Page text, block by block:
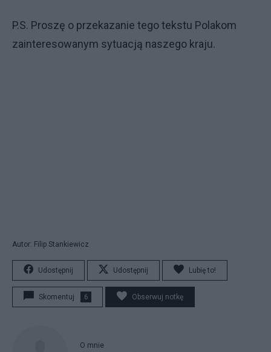
P.S. Proszę o przekazanie tego tekstu Polakom
zainteresowanym sytuacją naszego kraju.
Autor: Filip Stankiewicz
Udostępnij Udostępnij Lubię to!
Skomentuj 6 Obserwuj notkę
O mnie